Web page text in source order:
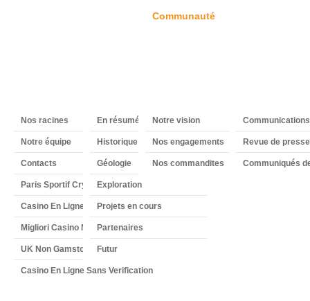
Nos racines
Notre équipe
Contacts
Paris Sportif Crypto
Casino En Ligne Français
Migliori Casino Non Aams Pagano Subito
UK Non Gamstop Casinos
Casino En Ligne Sans Verification
En résumé
Historique de l'exploration
Géologie
Exploration
Projets en cours
Partenaires
Futur
Communauté
Notre vision
Nos engagements
Nos commandites
Revue de presse
Communiqués